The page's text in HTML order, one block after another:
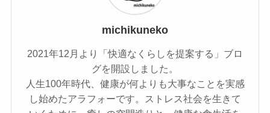
michikuneko
2021年12月より「快適なくらしを提案する」ブロ
グを開設しました。
人生100年時代、健康が何よりも大事なことを実感
し始めたアラフォーです。ストレス社会を生きて